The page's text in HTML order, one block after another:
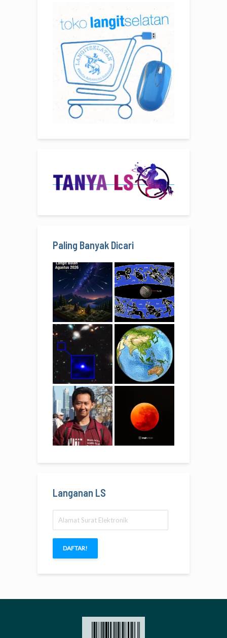
Paling Banyak Dicari
Langanan LS
Surat
Elektronik
DAFTAR!